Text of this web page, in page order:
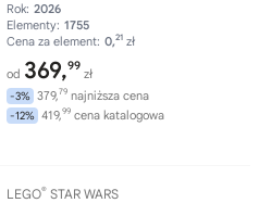
Rok: 2026
Elementy: 1755
Cena za element: 0,21 zł
od 369,99
zł
-3% 379,79 najniższa cena
-12% 419,99 cena katalogowa
LEGO® STAR WARS